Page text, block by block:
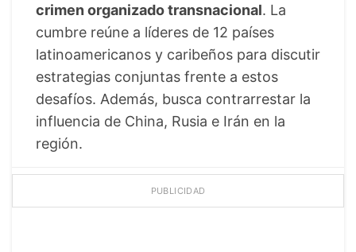
crimen organizado transnacional. La
cumbre reúne a líderes de 12 países
latinoamericanos y caribeños para discutir
estrategias conjuntas frente a estos
desafíos. Además, busca contrarrestar la
influencia de China, Rusia e Irán en la
región.
PUBLICIDAD